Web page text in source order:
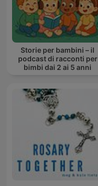
Storie per bambini – il
podcast di racconti per
bimbi dai 2 ai 5 anni